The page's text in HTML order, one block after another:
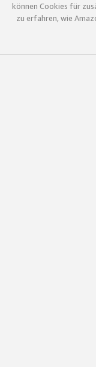
können Cookies für
zu erfahren, wie